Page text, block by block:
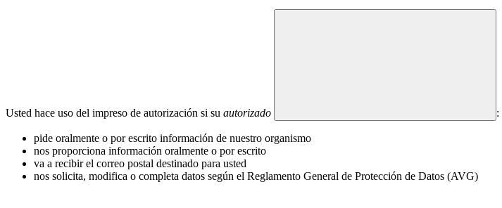
Usted hace uso del impreso de autorización si su autorizado :
pide oralmente o por escrito información de nuestro organismo
nos proporciona información oralmente o por escrito
va a recibir el correo postal destinado para usted
nos solicita, modifica o completa datos según el Reglamento General de Protección de Datos (AVG)